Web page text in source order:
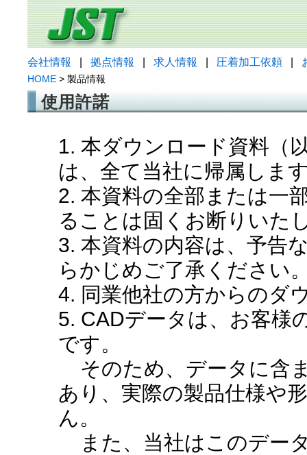
会社情報 拠点情報 求人情報 圧着加工依頼
HOME > 製品情報
使用許諾
1. 本ダウンロード資料（
は、全て当社に帰属しま
2. 本資料の全部または一
ることは固くお断りいた
3. 本資料の内容は、予告
らかじめご了承ください
4. 同業他社の方からのダ
5. CADデータは、お客様
です。
そのため、データに含
あり、実際の製品仕様や
ん。
また、当社はこのデー